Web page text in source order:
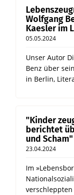
Wolfgang
Kaesler im
05.05.2024
Unser Autor
Benz über
in Berlin,
"Kinder
berichtet
und Scham"
23.04.2024
Im